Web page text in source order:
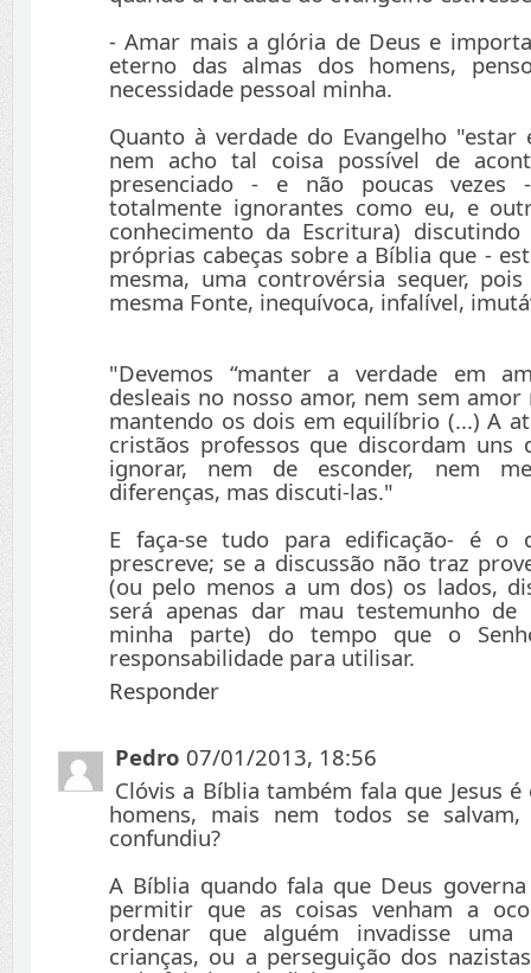
- Amar mais a glória de Deus e
eterno das almas dos homens,
necessidade pessoal minha.
Quanto à verdade do Evangelho
nem acho tal coisa possível de
presenciado - e não poucas vezes
totalmente ignorantes como eu, e
conhecimento da Escritura)
próprias cabeças sobre a Bíblia que -
mesma, uma controvérsia sequer,
mesma Fonte, inequívoca, infalível,
"Devemos “manter a verdade em
desleais no nosso amor, nem sem amor
mantendo os dois em equilíbrio (...) A
cristãos professos que discordam
ignorar, nem de esconder, nem
diferenças, mas discuti-las."
E faça-se tudo para edificação- é o
prescreve; se a discussão não traz
(ou pelo menos a um dos) os lados,
será apenas dar mau testemunho de
minha parte) do tempo que o
responsabilidade para utilisar.
Responder
Pedro 07/01/2013, 18:56
Clóvis a Bíblia também fala que Jesus
homens, mais nem todos se
confundiu?
A Bíblia quando fala que Deus
permitir que as coisas venham a
ordenar que alguém invadisse uma
crianças, ou a perseguição dos